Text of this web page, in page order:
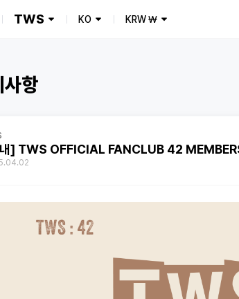
TWS KO KRW₩
사항
] TWS OFFICIAL FANCLUB 42